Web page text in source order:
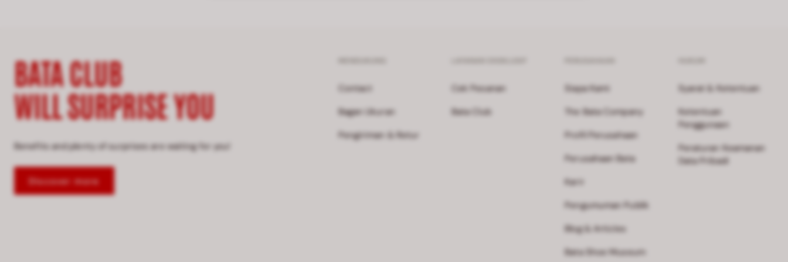
BATA CLUB
WILL SURPRISE YOU
Benefits and plenty of surprises are waiting for you!
Discover more
Contact
Bagan Ukuran
Pengiriman & Retur
Cek Pesanan
Bata Club
Siapa Kami
The Bata Company
Profil Perusahaan
Perusahaan Bata
Karir
Pengumuman Publik
Blog & Articles
Bata Shoe Museum
Syarat & Ketentuan
Ketentuan
Penggunaan
Peraturan Keamanan
Data Pribadi